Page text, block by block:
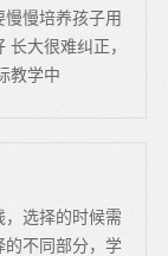
慢培养孩子用
大很难纠正，
教学中
，选择的时候需
的不同部分，学